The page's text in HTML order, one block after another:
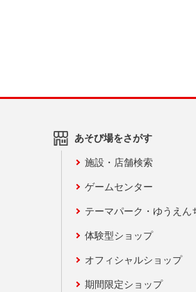
あそび場をさがす
施設・店舗検索
ゲームセンター
テーマパーク・ゆうえん
体験型ショップ
オフィシャルショップ
期間限定ショップ